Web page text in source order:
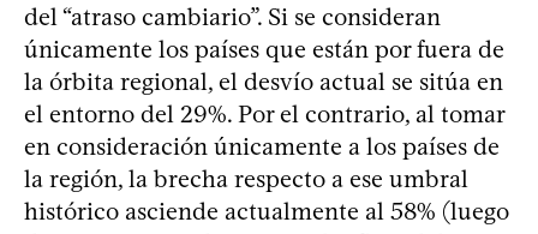
del “atraso cambiario”. Si se consideran
únicamente los países que están por fuera de
la órbita regional, el desvío actual se sitúa en
el entorno del 29%. Por el contrario, al tomar
en consideración únicamente a los países de
la región, la brecha respecto a ese umbral
histórico asciende actualmente al 58% (luego